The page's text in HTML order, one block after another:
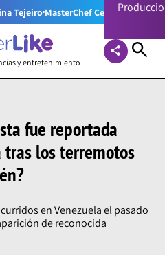
Tejeiro MasterChef Celebrity
y entretenimiento
fue reportada
tras los terremotos
en Venezuela el pasado
de reconocida